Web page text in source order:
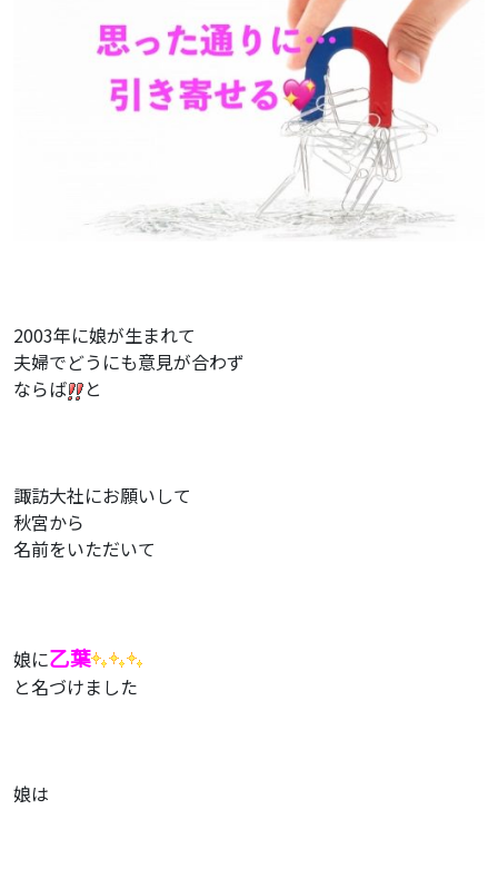
2003年に娘が生まれて
夫婦でどうにも意見が合わず
ならば
と
諏訪大社にお願いして
秋宮から
名前をいただいて
娘に乙葉
と名づけました
娘は